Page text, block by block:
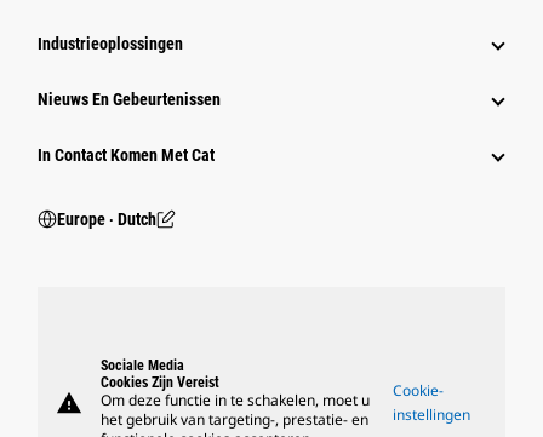
Industrieoplossingen
Nieuws En Gebeurtenissen
In Contact Komen Met Cat
Europe ‧ Dutch
warning
Sociale Media
Cookies Zijn Vereist
Om deze functie in te schakelen, moet u
het gebruik van targeting-, prestatie- en
Cookie-
instellingen